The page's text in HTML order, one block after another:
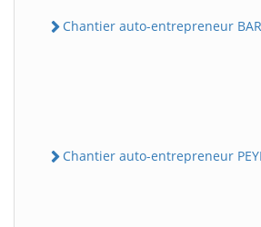
Chantier auto-entrepreneur
Chantier auto-entrepreneur